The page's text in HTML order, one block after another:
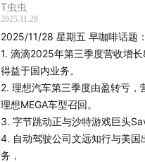
T虫虫
2025.11.28
2025/11/28 星期五 早咖啡话题：
1. 滴滴2025年第三季度营收增
得益于国内业务。
2. 理想汽车第三季度由盈转亏
理想MEGA车型召回。
3. 字节跳动正与沙特游戏巨头
4. 自动驾驶公司文远知行与美
务，